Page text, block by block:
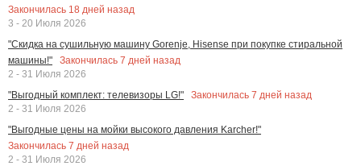
Закончилась 18 дней назад
3 - 20 Июля 2026
"Скидка на сушильную машину Gorenje, Hisense при покупке стиральной
машины!"
Закончилась 7 дней назад
2 - 31 Июля 2026
"Выгодный комплект: телевизоры LG!"
Закончилась 7 дней назад
2 - 31 Июля 2026
"Выгодные цены на мойки высокого давления Karcher!"
Закончилась 7 дней назад
2 - 31 Июля 2026